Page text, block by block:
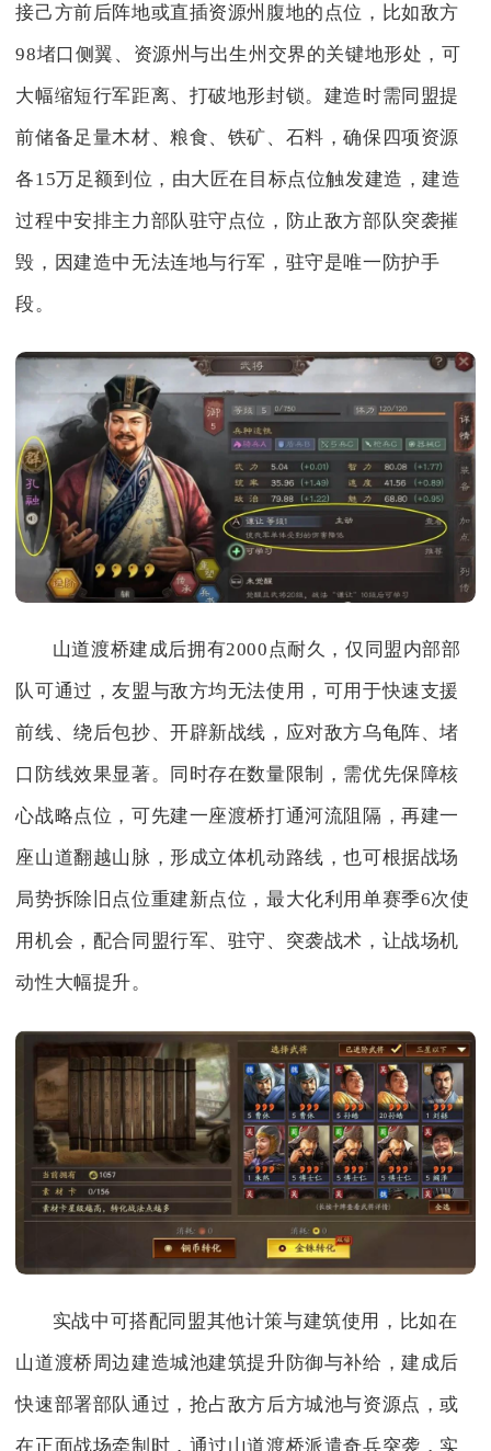
接己方前后阵地或直插资源州腹地的点位，比如敌方
98堵口侧翼、资源州与出生州交界的关键地形处，可
大幅缩短行军距离、打破地形封锁。建造时需同盟提
前储备足量木材、粮食、铁矿、石料，确保四项资源
各15万足额到位，由大匠在目标点位触发建造，建造
过程中安排主力部队驻守点位，防止敌方部队突袭摧
毁，因建造中无法连地与行军，驻守是唯一防护手
段。
山道渡桥建成后拥有2000点耐久，仅同盟内部部
队可通过，友盟与敌方均无法使用，可用于快速支援
前线、绕后包抄、开辟新战线，应对敌方乌龟阵、堵
口防线效果显著。同时存在数量限制，需优先保障核
心战略点位，可先建一座渡桥打通河流阻隔，再建一
座山道翻越山脉，形成立体机动路线，也可根据战场
局势拆除旧点位重建新点位，最大化利用单赛季6次使
用机会，配合同盟行军、驻守、突袭战术，让战场机
动性大幅提升。
实战中可搭配同盟其他计策与建筑使用，比如在
山道渡桥周边建造城池建筑提升防御与补给，建成后
快速部署部队通过，抢占敌方后方城池与资源点，或
在正面战场牵制时，通过山道渡桥派遣奇兵突袭，实